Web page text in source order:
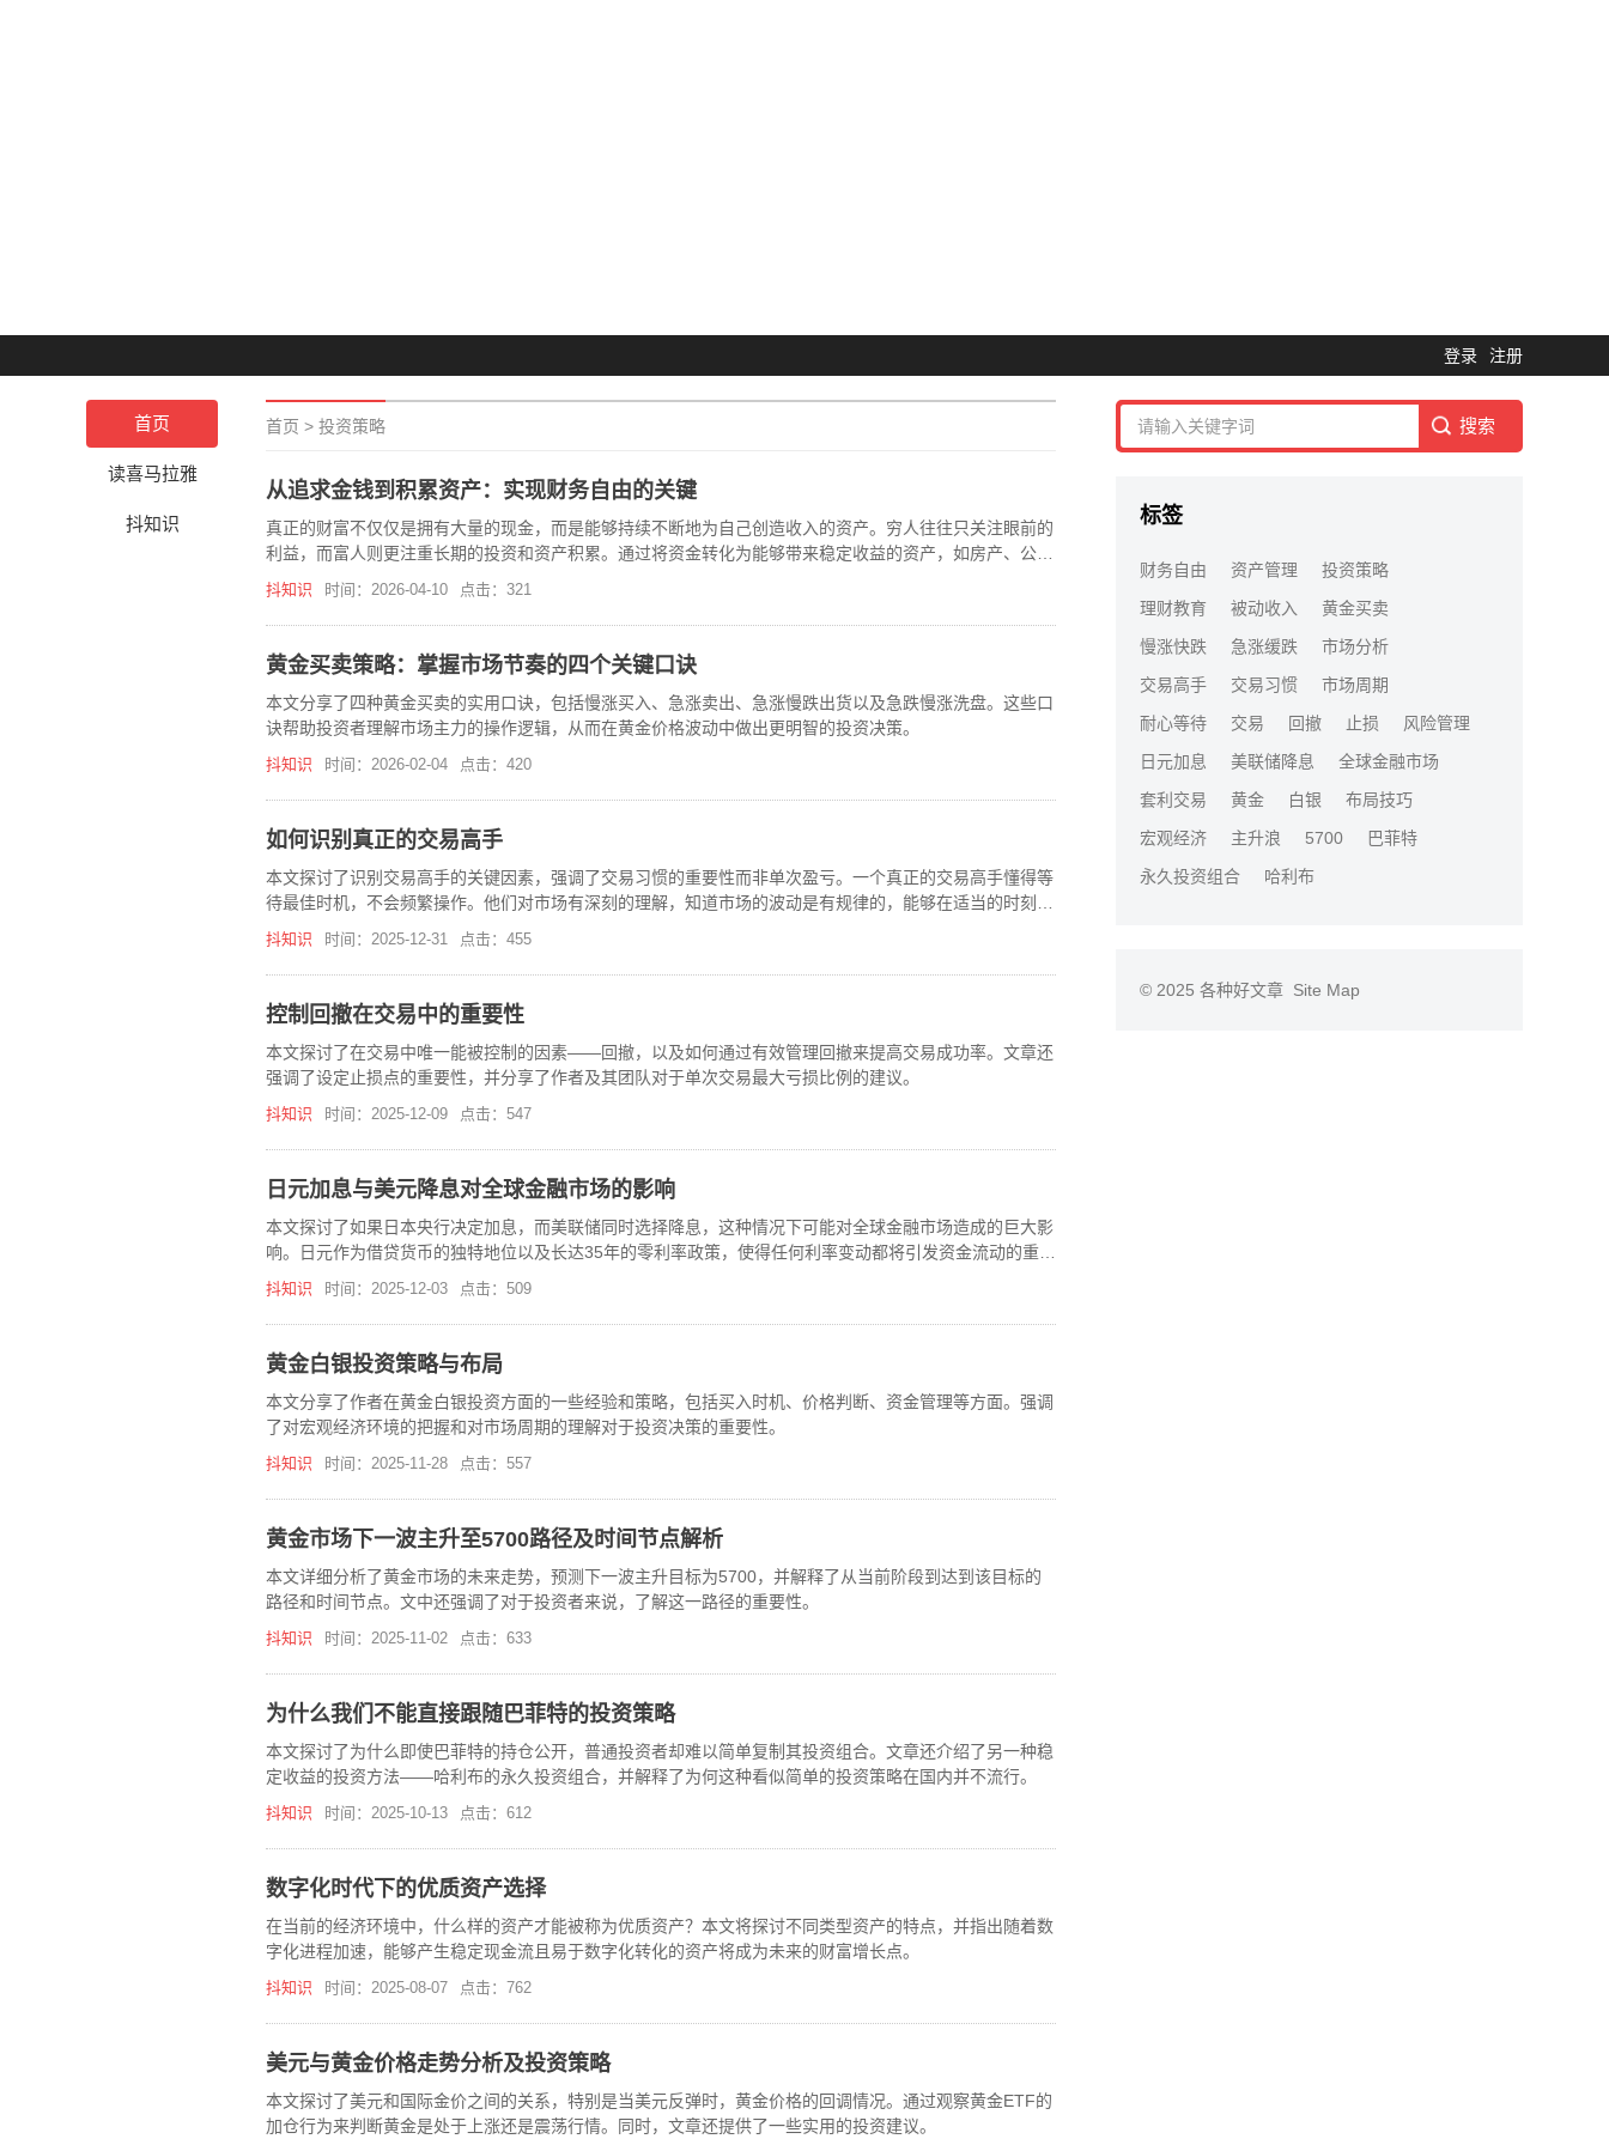
登录 注册
首页
读喜马拉雅
抖知识
首页 > 投资策略
从追求金钱到积累资产：实现财务自由的关键
真正的财富不仅仅是拥有大量的现金，而是能够持续不断地为自己创造收入的资产。穷人往往只关注眼前的
利益，而富人则更注重长期的投资和资产积累。通过将资金转化为能够带来稳定收益的资产，如房产、公司
或版权等，可以逐步实现财务自由，从而有更多时间去享受
抖知识 时间：2026-04-10 点击：321
黄金买卖策略：掌握市场节奏的四个关键口诀
本文分享了四种黄金买卖的实用口诀，包括慢涨买入、急涨卖出、急涨慢跌出货以及急跌慢涨洗盘。这些口
诀帮助投资者理解市场主力的操作逻辑，从而在黄金价格波动中做出更明智的投资决策。
抖知识 时间：2026-02-04 点击：420
如何识别真正的交易高手
本文探讨了识别交易高手的关键因素，强调了交易习惯的重要性而非单次盈亏。一个真正的交易高手懂得等
待最佳时机，不会频繁操作。他们对市场有深刻的理解，知道市场的波动是有规律的，能够在适当的时刻做
出决策。
抖知识 时间：2025-12-31 点击：455
控制回撤在交易中的重要性
本文探讨了在交易中唯一能被控制的因素——回撤，以及如何通过有效管理回撤来提高交易成功率。文章还
强调了设定止损点的重要性，并分享了作者及其团队对于单次交易最大亏损比例的建议。
抖知识 时间：2025-12-09 点击：547
日元加息与美元降息对全球金融市场的影响
本文探讨了如果日本央行决定加息，而美联储同时选择降息，这种情况下可能对全球金融市场造成的巨大影
响。日元作为借贷货币的独特地位以及长达35年的零利率政策，使得任何利率变动都将引发资金流动的重大
变化，从而可能给全球投资者带来前所未有的挑战。
抖知识 时间：2025-12-03 点击：509
黄金白银投资策略与布局
本文分享了作者在黄金白银投资方面的一些经验和策略，包括买入时机、价格判断、资金管理等方面。强调
了对宏观经济环境的把握和对市场周期的理解对于投资决策的重要性。
抖知识 时间：2025-11-28 点击：557
黄金市场下一波主升至5700路径及时间节点解析
本文详细分析了黄金市场的未来走势，预测下一波主升目标为5700，并解释了从当前阶段到达到该目标的
路径和时间节点。文中还强调了对于投资者来说，了解这一路径的重要性。
抖知识 时间：2025-11-02 点击：633
为什么我们不能直接跟随巴菲特的投资策略
本文探讨了为什么即使巴菲特的持仓公开，普通投资者却难以简单复制其投资组合。文章还介绍了另一种稳
定收益的投资方法——哈利布的永久投资组合，并解释了为何这种看似简单的投资策略在国内并不流行。
抖知识 时间：2025-10-13 点击：612
数字化时代下的优质资产选择
在当前的经济环境中，什么样的资产才能被称为优质资产？本文将探讨不同类型资产的特点，并指出随着数
字化进程加速，能够产生稳定现金流且易于数字化转化的资产将成为未来的财富增长点。
抖知识 时间：2025-08-07 点击：762
美元与黄金价格走势分析及投资策略
本文探讨了美元和国际金价之间的关系，特别是当美元反弹时，黄金价格的回调情况。通过观察黄金ETF的
加仓行为来判断黄金是处于上涨还是震荡行情。同时，文章还提供了一些实用的投资建议。
标签
财务自由 资产管理
投资策略
理财教育
被动收入
黄金买卖
慢涨快跌
急涨缓跌
市场分析
交易高手
交易习惯
市场周期
耐心等待
交易 回撤 止损
风险管理
日元加息
美联储降息
全球金融市场
套利交易
黄金 白银
布局技巧
宏观经济
主升浪 5700
巴菲特
永久投资组合
哈利布
© 2025 各种好文章 Site Map